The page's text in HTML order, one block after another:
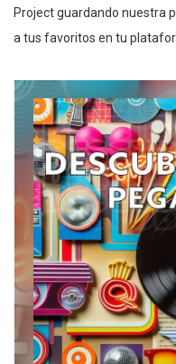
Project guardando nuestra
a tus favoritos en tu